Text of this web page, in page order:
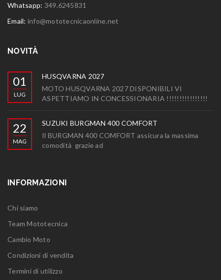
Whatsapp: 349.6245831
Email: info@mototecnicaonline.net
NOVITÀ
01
LUG
HUSQVARNA 2027
MOTO HUSQVARNA 2027 DISPONIBILI VI
ASPETTIAMO IN CONCESSIONARIA !!!!!!!!!!!!!!!!
22
MAG
SUZUKI BURGMAN 400 COMFORT
Il BURGMAN 400 COMFORT assicura la massima
comodità grazie ad
INFORMAZIONI
Chi siamo
Team Mototecnica
Cambio Moto
Condizioni di vendita
Termini di utilizzo